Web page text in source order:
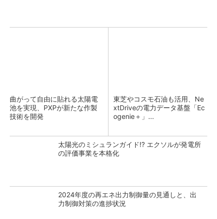
曲がって自由に貼れる太陽電
池を実現、PXPが新たな作製
技術を開発
東芝やコスモ石油も活用、Ne
xtDriveの電力データ基盤「Ec
ogenie＋」...
太陽光のミシュランガイド!? エクソルが発電所
の評価事業を本格化
2024年度の再エネ出力制御量の見通しと、出
力制御対策の進捗状況